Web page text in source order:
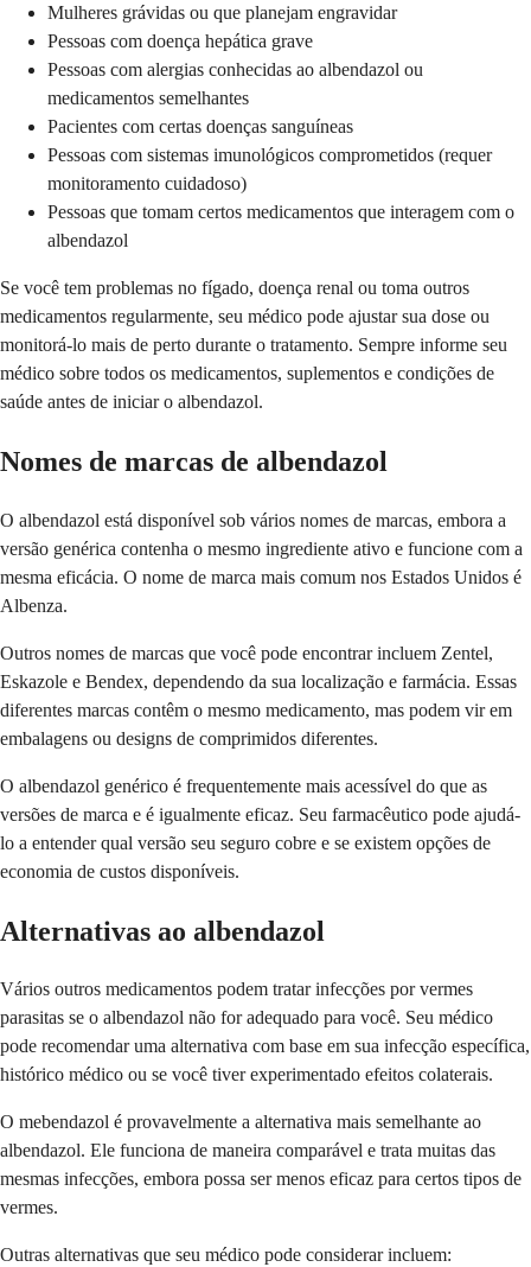
Mulheres grávidas ou que planejam engravidar
Pessoas com doença hepática grave
Pessoas com alergias conhecidas ao albendazol ou
medicamentos semelhantes
Pacientes com certas doenças sanguíneas
Pessoas com sistemas imunológicos comprometidos (requer
monitoramento cuidadoso)
Pessoas que tomam certos medicamentos que interagem com o
albendazol
Se você tem problemas no fígado, doença renal ou toma outros
medicamentos regularmente, seu médico pode ajustar sua dose ou
monitorá-lo mais de perto durante o tratamento. Sempre informe seu
médico sobre todos os medicamentos, suplementos e condições de
saúde antes de iniciar o albendazol.
Nomes de marcas de albendazol
O albendazol está disponível sob vários nomes de marcas, embora a
versão genérica contenha o mesmo ingrediente ativo e funcione com a
mesma eficácia. O nome de marca mais comum nos Estados Unidos é
Albenza.
Outros nomes de marcas que você pode encontrar incluem Zentel,
Eskazole e Bendex, dependendo da sua localização e farmácia. Essas
diferentes marcas contêm o mesmo medicamento, mas podem vir em
embalagens ou designs de comprimidos diferentes.
O albendazol genérico é frequentemente mais acessível do que as
versões de marca e é igualmente eficaz. Seu farmacêutico pode ajudá-
lo a entender qual versão seu seguro cobre e se existem opções de
economia de custos disponíveis.
Alternativas ao albendazol
Vários outros medicamentos podem tratar infecções por vermes
parasitas se o albendazol não for adequado para você. Seu médico
pode recomendar uma alternativa com base em sua infecção específica,
histórico médico ou se você tiver experimentado efeitos colaterais.
O mebendazol é provavelmente a alternativa mais semelhante ao
albendazol. Ele funciona de maneira comparável e trata muitas das
mesmas infecções, embora possa ser menos eficaz para certos tipos de
vermes.
Outras alternativas que seu médico pode considerar incluem: